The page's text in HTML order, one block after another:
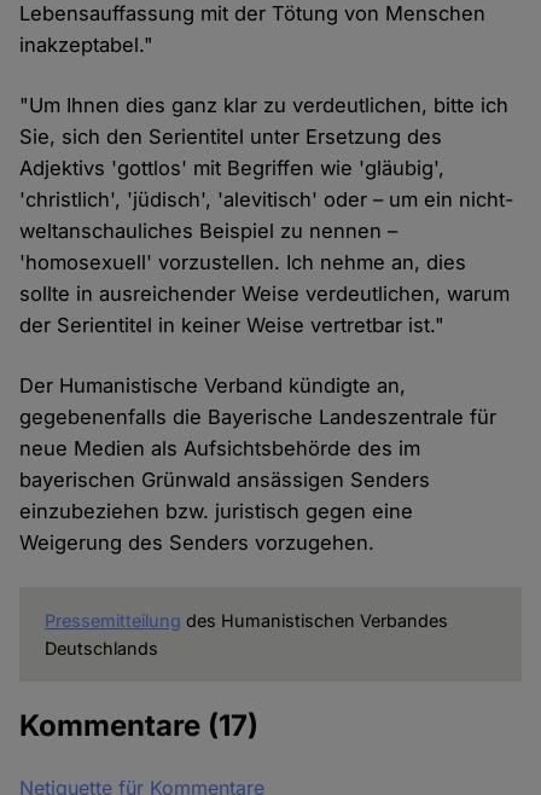
Lebensauffassung mit der Tötung von Menschen
inakzeptabel."
"Um Ihnen dies ganz klar zu verdeutlichen, bitte ich
Sie, sich den Serientitel unter Ersetzung des
Adjektivs 'gottlos' mit Begriffen wie 'gläubig',
'christlich', 'jüdisch', 'alevitisch' oder – um ein nicht-
weltanschauliches Beispiel zu nennen –
'homosexuell' vorzustellen. Ich nehme an, dies
sollte in ausreichender Weise verdeutlichen, warum
der Serientitel in keiner Weise vertretbar ist."
Der Humanistische Verband kündigte an,
gegebenenfalls die Bayerische Landeszentrale für
neue Medien als Aufsichtsbehörde des im
bayerischen Grünwald ansässigen Senders
einzubeziehen bzw. juristisch gegen eine
Weigerung des Senders vorzugehen.
Pressemitteilung des Humanistischen Verbandes
Deutschlands
Kommentare (17)
Netiquette für Kommentare